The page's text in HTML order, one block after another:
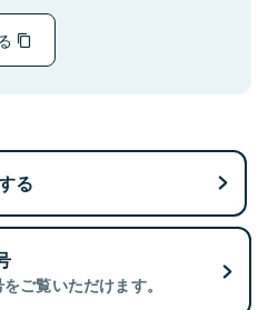
る
ご覧いただけます。